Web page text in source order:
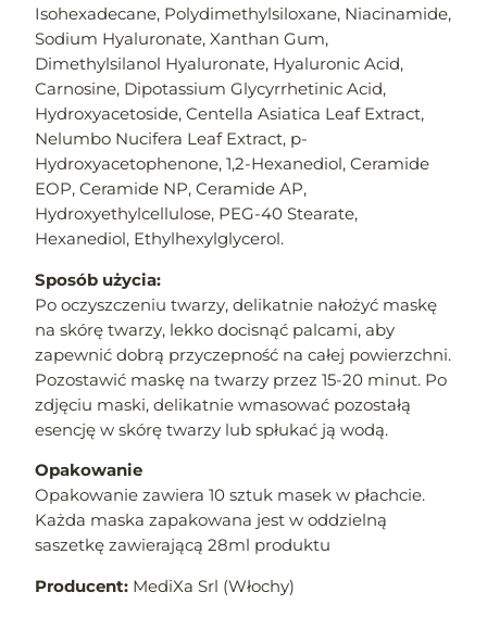
Isohexadecane, Polydimethylsiloxane, Niacinamide,
Sodium Hyaluronate, Xanthan Gum,
Dimethylsilanol Hyaluronate, Hyaluronic Acid,
Carnosine, Dipotassium Glycyrrhetinic Acid,
Hydroxyacetoside, Centella Asiatica Leaf Extract,
Nelumbo Nucifera Leaf Extract, p-
Hydroxyacetophenone, 1,2-Hexanediol, Ceramide
EOP, Ceramide NP, Ceramide AP,
Hydroxyethylcellulose, PEG-40 Stearate,
Hexanediol, Ethylhexylglycerol.
Sposób użycia:
Po oczyszczeniu twarzy, delikatnie nałożyć maskę
na skórę twarzy, lekko docisnąć palcami, aby
zapewnić dobrą przyczepność na całej powierzchni.
Pozostawić maskę na twarzy przez 15-20 minut. Po
zdjęciu maski, delikatnie wmasować pozostałą
esencję w skórę twarzy lub spłukać ją wodą.
Opakowanie
Opakowanie zawiera 10 sztuk masek w płachcie.
Każda maska zapakowana jest w oddzielną
saszetkę zawierającą 28ml produktu
Producent: MediXa Srl (Włochy)